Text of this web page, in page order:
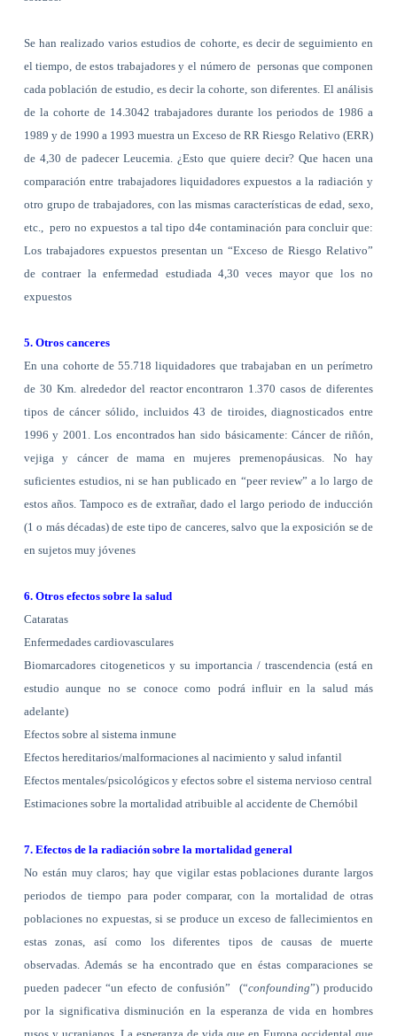
Se han realizado varios estudios de cohorte, es decir de seguimiento en
el tiempo, de estos trabajadores y el número de personas que componen
cada población de estudio, es decir la cohorte, son diferentes. El análisis
de la cohorte de 14.3042 trabajadores durante los periodos de 1986 a
1989 y de 1990 a 1993 muestra un Exceso de RR Riesgo Relativo (ERR)
de 4,30 de padecer Leucemia. ¿Esto que quiere decir? Que hacen una
comparación entre trabajadores liquidadores expuestos a la radiación y
otro grupo de trabajadores, con las mismas características de edad, sexo,
etc.,
pero no expuestos a tal tipo d4e contaminación para concluir que:
Los trabajadores expuestos presentan un “Exceso de Riesgo Relativo”
de contraer la enfermedad estudiada 4,30 veces mayor que los no
expuestos
5. Otros canceres
En una cohorte de 55.718 liquidadores que trabajaban en un perímetro
de 30 Km. alrededor del reactor encontraron 1.370 casos de diferentes
tipos de cáncer sólido, incluidos 43 de tiroides, diagnosticados entre
1996 y 2001. Los encontrados han sido básicamente: Cáncer de riñón,
vejiga y cáncer de mama en mujeres premenopáusicas. No hay
suficientes estudios, ni se han publicado en “peer review” a lo largo de
estos años. Tampoco es de extrañar, dado el largo periodo de inducción
(1 o más décadas) de este tipo de canceres, salvo que la exposición se de
en sujetos muy jóvenes
6. Otros efectos sobre la salud
Cataratas
Enfermedades cardiovasculares
Biomarcadores citogeneticos y su importancia / trascendencia (está en
estudio aunque no se conoce como podrá influir en la salud más
adelante)
Efectos sobre al sistema inmune
Efectos hereditarios/malformaciones al nacimiento y salud infantil
Efectos mentales/psicológicos y efectos sobre el sistema nervioso central
Estimaciones sobre la mortalidad atribuible al accidente de Chernóbil
7. Efectos de la radiación sobre la mortalidad general
No están muy claros; hay que vigilar estas poblaciones durante largos
periodos de tiempo para poder comparar, con la mortalidad de otras
poblaciones no expuestas, si se produce un exceso de fallecimientos en
estas zonas, así como los diferentes tipos de causas de muerte
observadas. Además se ha encontrado que en éstas comparaciones se
pueden padecer “un efecto de confusión”
(“confounding”) producido
por la significativa disminución en la esperanza de vida en hombres